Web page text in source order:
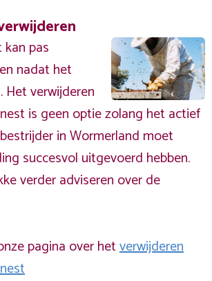
kan pas
nadat het
Het verwijderen
is geen optie zolang het actief
in Wormerland moet
succesvol uitgevoerd hebben.
verder adviseren over de
pagina over hetverwijderen